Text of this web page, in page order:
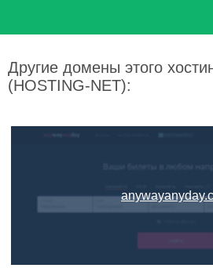
Другие домены этого
(HOSTING-NET):